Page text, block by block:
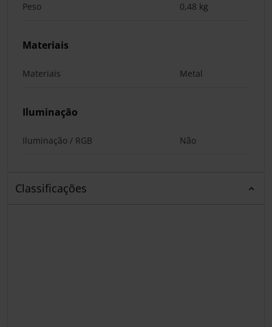
Peso 0,48 kg
Materiais
Materiais Metal
Iluminação
Iluminação / RGB Não
Classificações